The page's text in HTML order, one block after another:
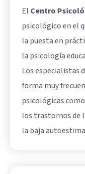
El Centro
psicológico en el
la puesta en
la psicología
Los especialistas
forma muy
psicológicas
los trastornos de
la baja